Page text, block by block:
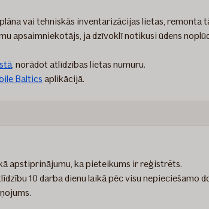
vai tehniskās inventarizācijas lietas,
apsaimniekotājs, ja dzīvoklī notikusi ūdens
, norādot atlīdzības lietas numuru.
Baltics aplikācijā.
apstiprinājumu, ka pieteikums ir reģistrēts.
10 darba dienu laikā pēc visu nepieciešamo